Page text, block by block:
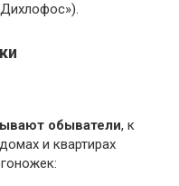
обыватели, к
и квартирах